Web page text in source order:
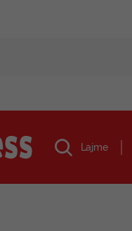
Lajme